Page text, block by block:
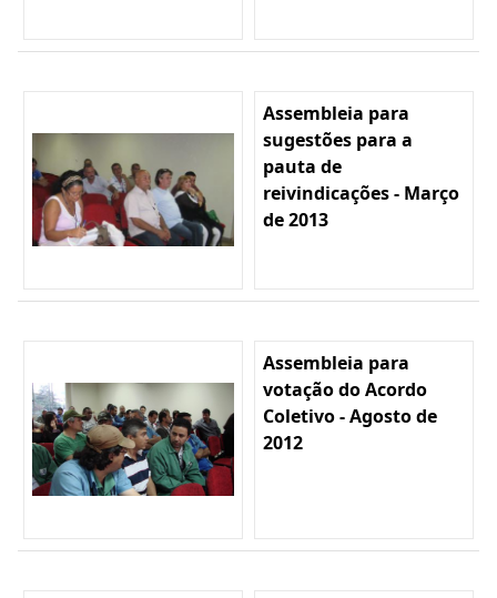
Assembleia para
sugestões para a
pauta de
reivindicações - Março
de 2013
Assembleia para
votação do Acordo
Coletivo - Agosto de
2012